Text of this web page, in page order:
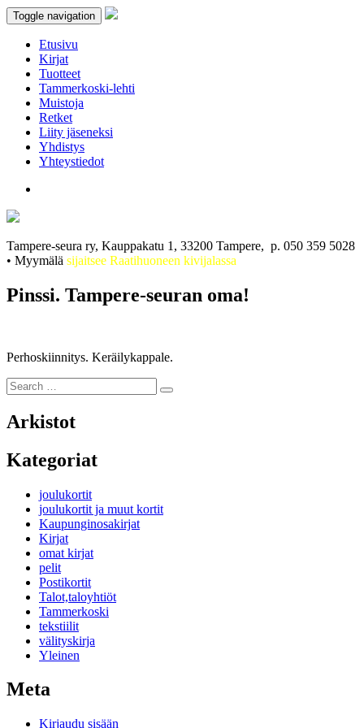
Toggle navigation
Etusivu
Kirjat
Tuotteet
Tammerkoski-lehti
Muistoja
Retket
Liity jäseneksi
Yhdistys
Yhteystiedot
Tampere-seura ry, Kauppakatu 1, 33200 Tampere, p. 050 359 5028
• Myymälä sijaitsee Raatihuoneen kivijalassa
Pinssi. Tampere-seuran oma!
Perhoskiinnitys. Keräilykappale.
Search
for:
Search
Arkistot
Kategoriat
joulukortit
joulukortit ja muut kortit
Kaupunginosakirjat
Kirjat
omat kirjat
pelit
Postikortit
Talot,taloyhtiöt
Tammerkoski
tekstiilit
välityskirja
Yleinen
Meta
Kirjaudu sisään